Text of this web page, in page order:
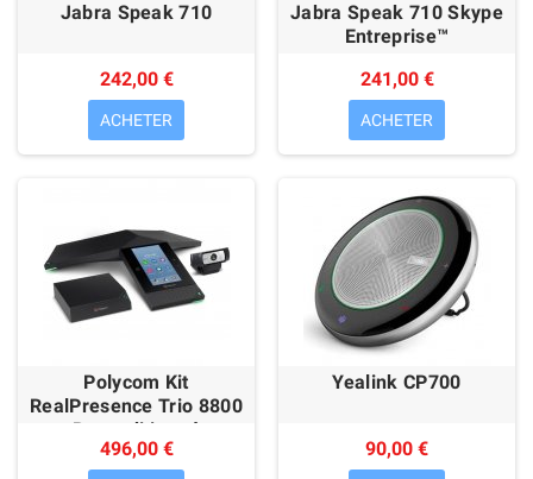
Jabra Speak 710
242,00 €
ACHETER
Jabra Speak 710 Skype
Entreprise™
241,00 €
ACHETER
Polycom Kit
RealPresence Trio 8800
Reconditionné
496,00 €
Yealink CP700
90,00 €